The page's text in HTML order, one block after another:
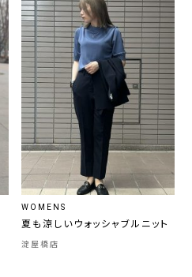
WOMENS
夏も涼しいウォッシャブルニット
淀屋橋店